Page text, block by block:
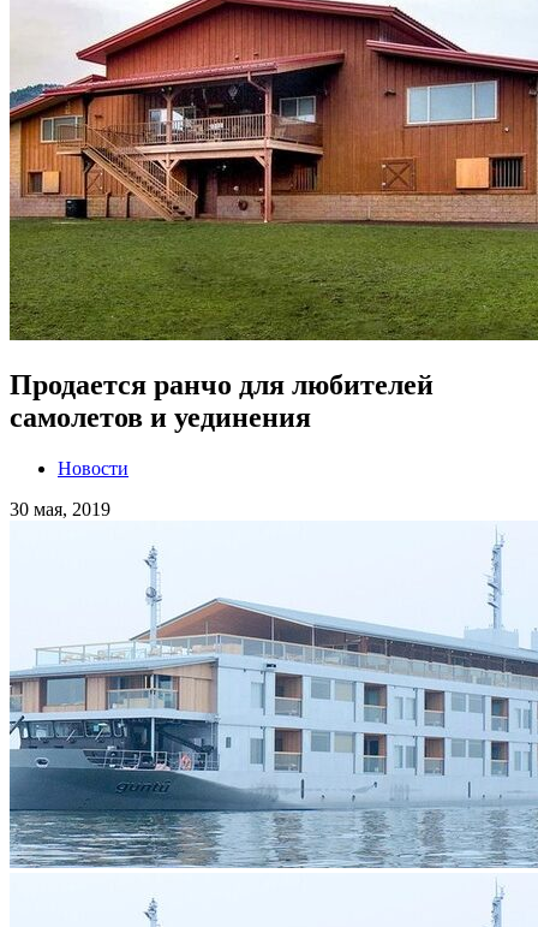
Продается ранчо для любителей
самолетов и уединения
Новости
30 мая, 2019